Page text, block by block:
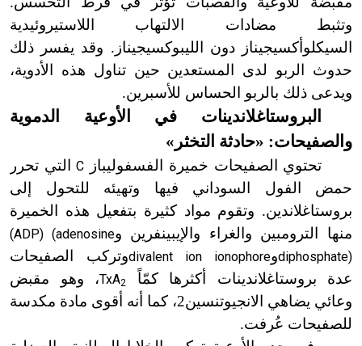
وتثبط مضادات الالتهاب اللاستيروئيدية
السيكلوأكسيجيناز دون الليبوكسيجيناز. وقد يفسر ذلك
حدوث الربو لدى المستعدين حين تناول هذه الأدوية،
ويدعى ذلك بالربو الحساس للأسبرين.
البروستاغلاندينات في الأوعية الدموية
والصفيحات: «حادثة التخثر »
تحتوي الصفيحات خميرة الفسفوليباز Cالتي تحرر
حمض الفول السوداني فيها وتهيئه للتحول إلى
بروستاغلاندين. وتقوم مواد كثيرة بتفعيل هذه الخميرة
منها الترومبين والغراء والإيبينفرين و(ADP) (adenosine
diphosphate)وdivalent ion ionophoreوتركب الصفيحات
عدة بروستاغلاندينات أكثرها كمّاً
TxA2
، وهو مقبض
وعائي يضاهي الانجيوتنسين2، كما أنه أقوى مادة مكدسة
للصفيحات عُرفت.